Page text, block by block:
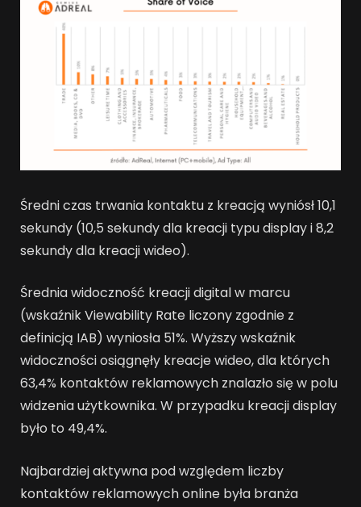
Średni czas trwania kontaktu z kreacją wyniósł 10,1
sekundy (10,5 sekundy dla kreacji typu display i 8,2
sekundy dla kreacji wideo).
Średnia widoczność kreacji digital w marcu
(wskaźnik Viewability Rate liczony zgodnie z
definicją IAB) wyniosła 51%. Wyższy wskaźnik
widoczności osiągnęły kreacje wideo, dla których
63,4% kontaktów reklamowych znalazło się w polu
widzenia użytkownika. W przypadku kreacji display
było to 49,4%.
Najbardziej aktywna pod względem liczby
kontaktów reklamowych online była branża